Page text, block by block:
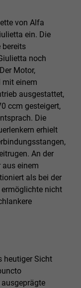
von Alfa
ein. Die
bereits
noch
Motor,
mit einem
ausgestattet,
ccm gesteigert,
Die
erhielt
An der
aus einem
als bei der
nicht
heutiger Sicht